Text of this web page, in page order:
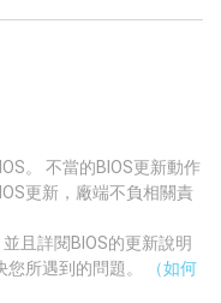
。 不當的BIOS更新動作
更新，廠端不負相關責
且詳閱BIOS的更新說明
所遇到的問題。
（如何